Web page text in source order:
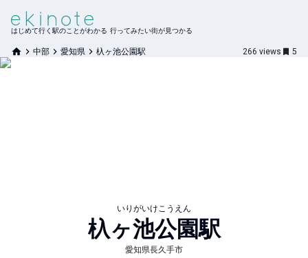
はじめて行く駅のことがわかる 行ってみたい街が見つかる
中部 愛知県 杁ヶ池公園駅 266 views 5
いりがいけこうえん
杁ヶ池公園駅
愛知県長久手市